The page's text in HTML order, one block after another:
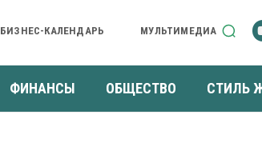
БИЗНЕС-КАЛЕНДАРЬ МУЛЬТИМЕДИА
ФИНАНСЫ ОБЩЕСТВО СТИЛЬ